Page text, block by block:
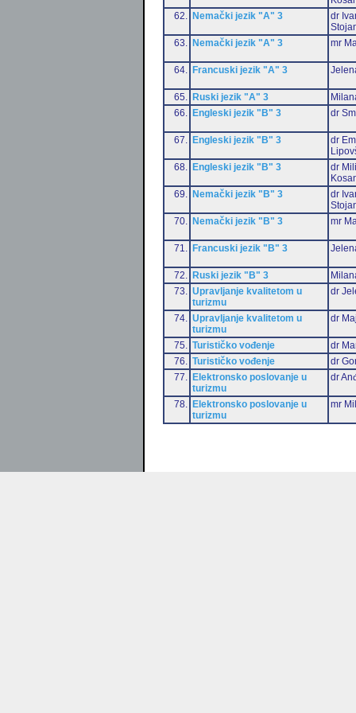
62.
Nemački jezik "A" 3
dr
63.
Nemački jezik "A" 3 mr
64. Francuski jezik "A" 3
65. Ruski jezik "A" 3
66.
Engleski jezik "B" 3 dr
67. Engleski jezik "B" 3
dr
68.
Engleski jezik "B" 3
dr
69.
Nemački jezik "B" 3
dr
70.
Nemački jezik "B" 3 mr
71. Francuski jezik "B" 3
72. Ruski jezik "B" 3
73.
Upravljanje kvalitetom u
turizmu
dr
74.
Upravljanje kvalitetom u
turizmu
dr
75. Turističko vođenje
dr
76.
Turističko vođenje
dr
77.
Elektronsko poslovanje u
turizmu
dr
78.
Elektronsko poslovanje u
turizmu
mr